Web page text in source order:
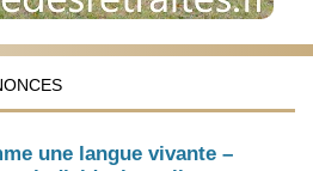
une langue vivante –